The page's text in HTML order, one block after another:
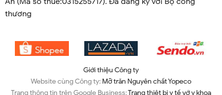
thương
Giới thiệu Công ty
Website cùng Công ty: Mỡ trăn Nguyên chất Yopeco
Trang thông tin trên Google Business:Trang thiêt bị y tế vớ y khoa